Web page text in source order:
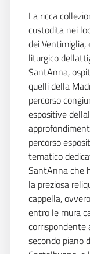
La ricca
custodita nei
dei
liturgico
SantAnna,
quelli della
percorso
espositive
percorso
tematico
SantAnna
la preziosa
cappella,
entro le mura
corrispondente
secondo piano